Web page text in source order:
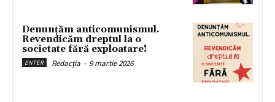
Denunțăm anticomunismul.
Revendicăm dreptul la o
societate fără exploatare!
ENTER Redacția - 9 martie 2026